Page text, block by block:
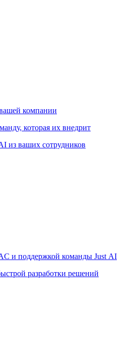
компании
которая их внедрит
из ваших сотрудников
и поддержкой команды Just AI
разработки решений